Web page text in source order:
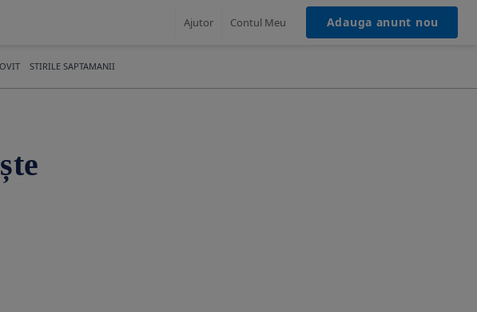
Ajutor Contul Meu Adauga anunt nou
STIRILE SAPTAMANII